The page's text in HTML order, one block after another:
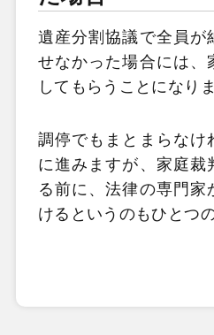
遺産分割協議で全員が
せなかった場合には、
してもらうことになりま
調停でもまとまらなけ
に進みますが、家庭裁
る前に、法律の専門家
けるというのもひとつ